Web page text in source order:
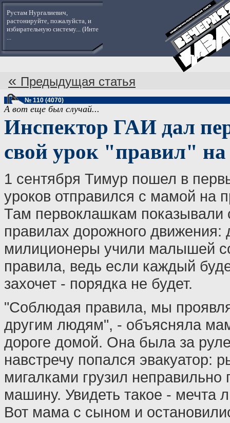
Рустам Нургалиевич,
растонируйте, пожалуйста, и
избирательную систему... (Инте
...
« Предыдущая статья
№ 110 (4070)
А вот еще был случай...
Инспектор ГАИ дал
свой урок "правил" на
1 сентября Тимур пошел в
уроков отправился c мамой на
Там первоклашкам показывали
правилах дорожного движения:
милиционеры учили малышей
правила, ведь если каждый
захочет - порядка не будет.
"Соблюдая правила, мы
другим людям", - объясняла
дороге домой. Она была за
навстречу попался эвакуатор:
мигалками грузил неправильно
машину. Увидеть такое - мечта
Вот мама с сыном и